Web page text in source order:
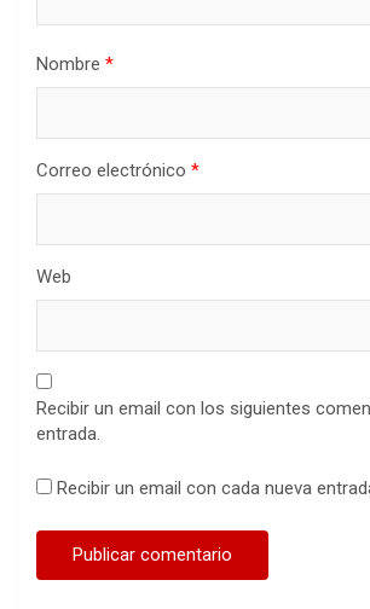
Nombre *
Correo electrónico *
Web
Recibir un email con los siguientes
entrada.
Recibir un email con cada nueva